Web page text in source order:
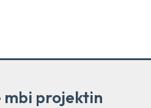
projektin